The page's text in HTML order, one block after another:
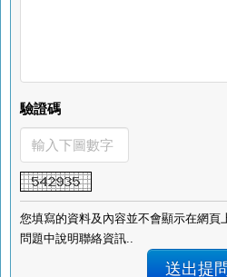
驗證碼
您填寫的資料及內容並不會顯示在網頁
問題中說明聯絡資訊..